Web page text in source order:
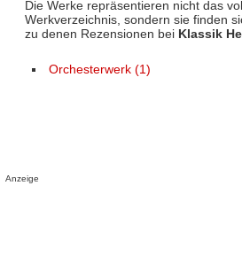
Die Werke repräsentieren nicht das
Werkverzeichnis, sondern sie finden
zu denen Rezensionen bei Klassik
Orchesterwerk (1)
Anzeige